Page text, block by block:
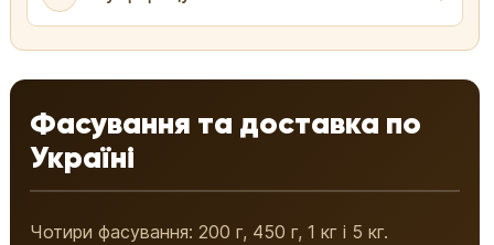
Фасування та доставка по
Україні
Чотири фасування: 200 г, 450 г, 1 кг і 5 кг.